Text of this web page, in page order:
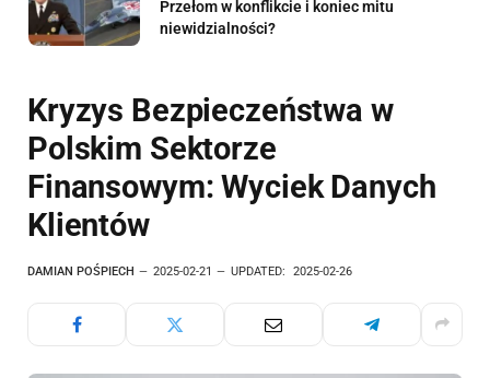
Przełom w konflikcie i koniec mitu
niewidzialności?
Kryzys Bezpieczeństwa w
Polskim Sektorze
Finansowym: Wyciek Danych
Klientów
DAMIAN POŚPIECH 2025-02-21 UPDATED: 2025-02-26